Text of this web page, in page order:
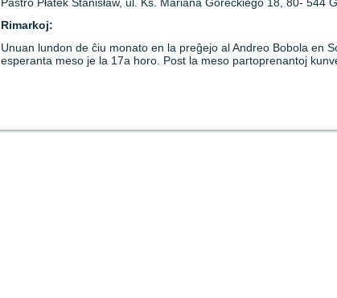
Rimarkoj:
Unuan lundon de ĉiu monato en la preĝejo al Andreo Bobola en
esperanta meso je la 17a horo. Post la meso partoprenantoj